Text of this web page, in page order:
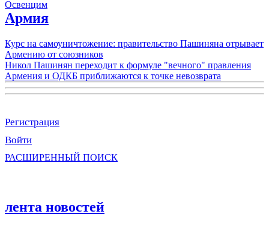
Освенцим
Армия
Курс на самоуничтожение: правительство Пашиняна отрывает
Армению от союзников
Никол Пашинян переходит к формуле "вечного" правления
Армения и ОДКБ приближаются к точке невозврата
Регистрация
Войти
РАСШИРЕННЫЙ ПОИСК
лента новостей